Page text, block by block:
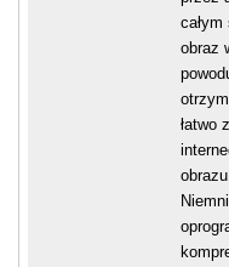
obraz
łatwo